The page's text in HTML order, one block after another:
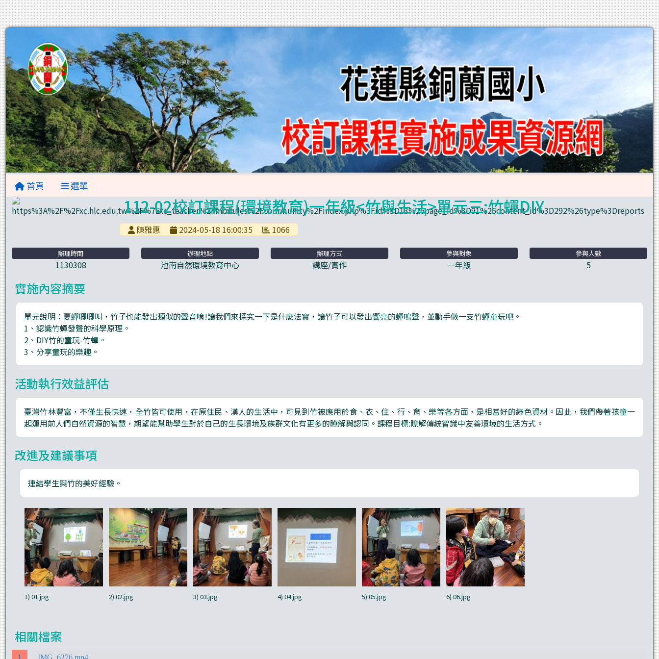
首頁 選單
112-02校訂課程(環境教育)一年級<竹與生活>單元三:竹蟬DIY
陳雅惠 2024-05-18 16:00:35 1066
辦理時間
1130308
辦理地點
池南自然環境教育中心
辦理方式
講座/實作
參與對象
一年級
參與人數
5
實施內容摘要
單元說明：夏蟬唧唧叫，竹子也能發出類似的聲音唷!讓我們來探究一下是什麼法寶，讓竹子可以發出響亮的蟬鳴聲，並動手做一支竹蟬童玩吧。
1、認識竹蟬發聲的科學原理。
2、DIY竹的童玩-竹蟬。
3、分享童玩的樂趣。
活動執行效益評估
臺灣竹林豐富，不僅生長快速，全竹皆可使用，在原住民、漢人的生活中，可見到竹被應用於食、衣、住、行、育、樂等各方面，是相當好的綠色資材。因此，我們帶著孩童一
起運用前人們自然資源的智慧，期望能幫助學生對於自己的生長環境及族群文化有更多的瞭解與認同。課程目標:瞭解傳統智識中友善環境的生活方式。
改進及建議事項
連結學生與竹的美好經驗。
1) 01.jpg 2) 02.jpg 3) 03.jpg 4) 04.jpg 5) 05.jpg 6) 06.jpg
相關檔案
IMG_6276.mp4